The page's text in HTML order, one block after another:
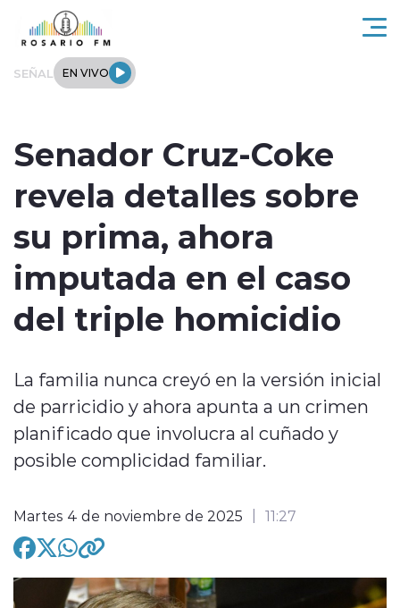
Click acá para ir directamente al contenido
SEÑAL EN VIVO
Regionales
Tendencias
Internacional
Entrevistas
modo claro
Senador Cruz-Coke
revela detalles sobre
su prima, ahora
imputada en el caso
del triple homicidio
La familia nunca creyó en la versión inicial
de parricidio y ahora apunta a un crimen
planificado que involucra al cuñado y
posible complicidad familiar.
Martes 4 de noviembre de 2025 11:27